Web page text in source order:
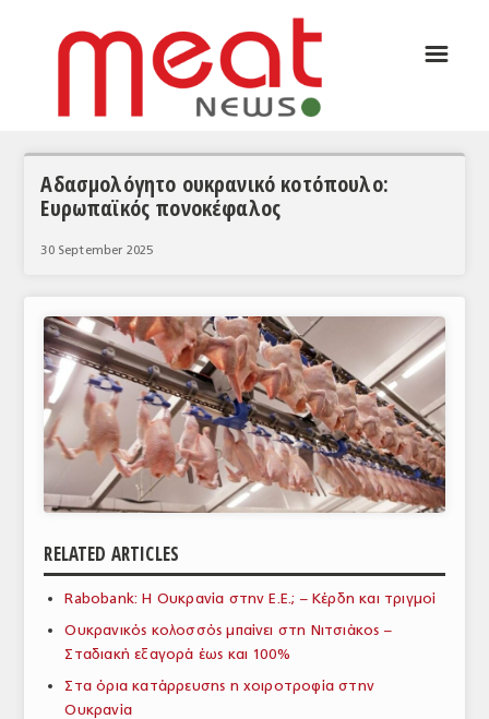
ΣΥΝΕΝΤΕΥΞΕΙΣ
ΘΕΜΑΤΑ
ΚΟΣΜΟΣ
ΕΙΔΗΣΕΙΣ
ΕΥΡΩΠΑΪΚΕΣ ΑΠΟΦΑΣΕΙΣ
ΕΜΠΟΡΙΚΟΣ ΚΑΤΑΛΟΓΟΣ
ΠΑΡΑΓΩΓΗ & ΕΜΠΟΡΙΑ
ΣΦΑΓΕΙΑ
ΠΡΩΤΕΣ ΥΛΕΣ
☰
Αδασμολόγητο ουκρανικό κοτόπουλο:
Ευρωπαϊκός πονοκέφαλος
30 September 2025
RELATED ARTICLES
Rabobank: Η Ουκρανία στην Ε.Ε.; – Κέρδη και τριγμοί
Ουκρανικός κολοσσός μπαίνει στη Νιτσιάκος –
Σταδιακή εξαγορά έως και 100%
Στα όρια κατάρρευσης η χοιροτροφία στην
Ουκρανία